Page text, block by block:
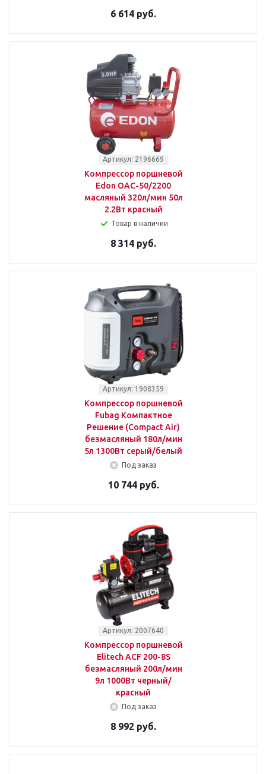
6 614 руб.
Артикул: 2196669
Компрессор поршневой
Edon OAC-50/2200
масляный 320л/мин 50л
2.2Вт красный
Товар в наличии
8 314 руб.
Артикул: 1908359
Компрессор поршневой
Fubag Компактное
Решение (Compact Air)
безмасляный 180л/мин
5л 1300Вт серый/белый
Под заказ
10 744 руб.
Артикул: 2007640
Компрессор поршневой
Elitech ACF 200-8S
безмасляный 200л/мин
9л 1000Вт черный/
красный
Под заказ
8 992 руб.